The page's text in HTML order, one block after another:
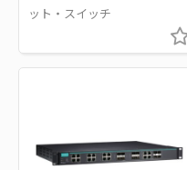
ット・スイッチ